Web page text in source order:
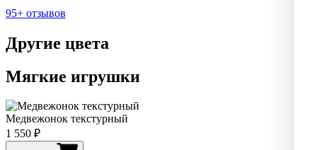
95+ отзывов
Другие цвета
Мягкие игрушки
Медвежонок текстурный
1 550 ₽